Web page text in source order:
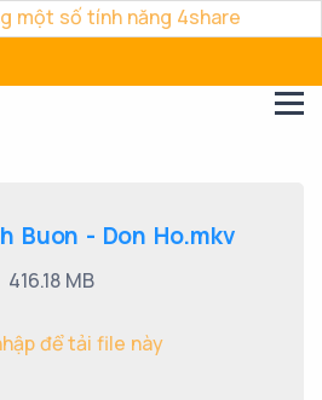
một số tính năng 4share
Buon - Don Ho.mkv
416.18 MB
để tải file này